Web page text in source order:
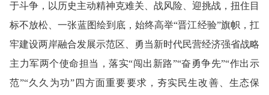
于斗争，以历史主动精神克难关、战风险、迎挑战，扭住目
标不放松、一张蓝图绘到底，始终高举“晋江经验”旗帜，扛
牢建设两岸融合发展示范区、勇当新时代民营经济强省战略
主力军两个使命担当，落实“闯出新路”“奋勇争先”“作出示
范”“久久为功”四方面重要要求，夯实民生改善、生态保